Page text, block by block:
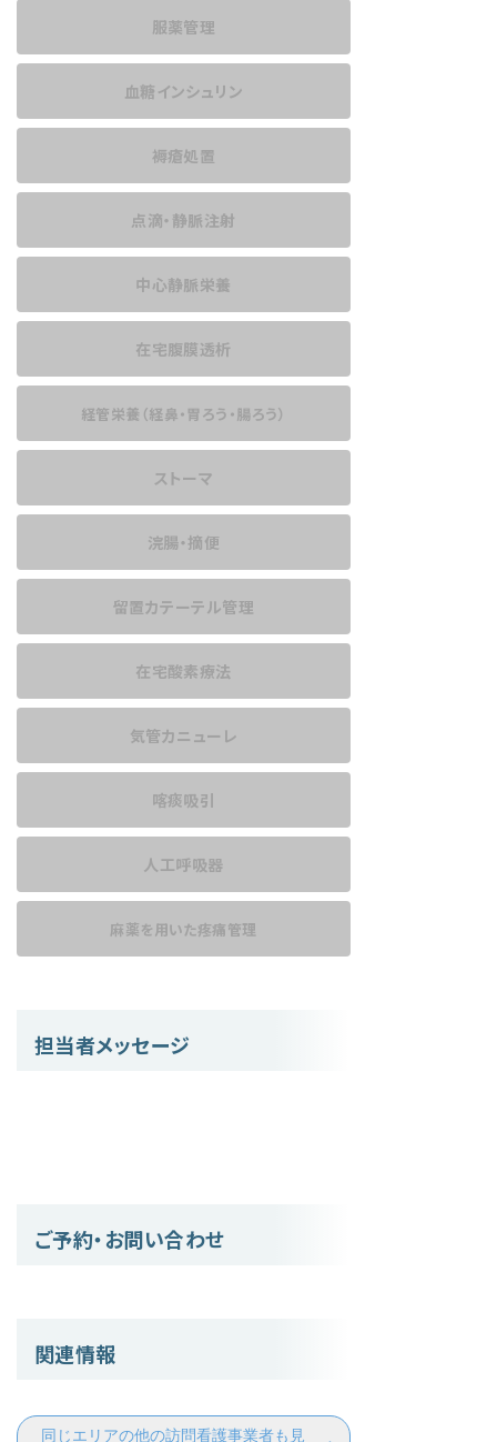
服薬管理
血糖インシュリン
褥瘡処置
点滴・静脈注射
中心静脈栄養
在宅腹膜透析
経管栄養 （経鼻・胃ろう・腸ろう）
ストーマ
浣腸・摘便
留置カテーテル管理
在宅酸素療法
気管カニューレ
喀痰吸引
人工呼吸器
麻薬を用いた疼痛管理
担当者メッセージ
ご予約・お問い合わせ
関連情報
同じエリアの他の訪問看護事業者も見